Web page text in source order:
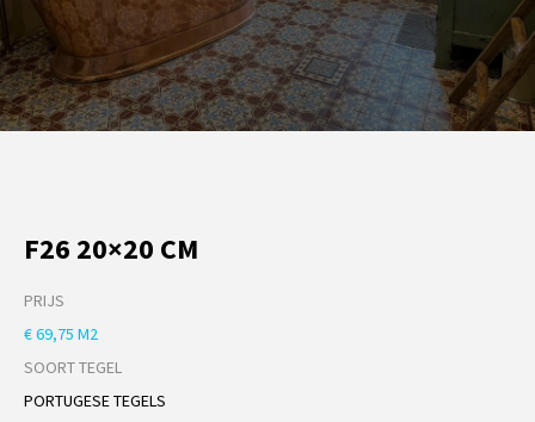
F26 20×20 CM
PRIJS
€ 69,75 M2
SOORT TEGEL
PORTUGESE TEGELS